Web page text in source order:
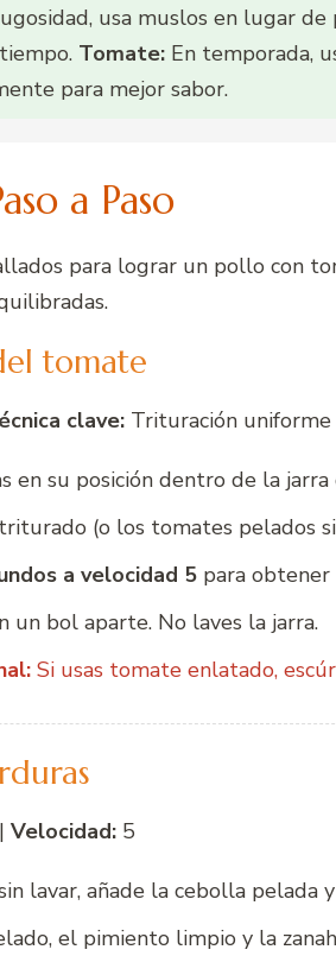
usa muslos en lugar de
Tomate: En temporada,
para mejor sabor.
a Paso
para lograr un pollo con
tomate
clave: Trituración uniforme
en su posición dentro de la
(o los tomates pelados si
a velocidad 5 para
un bol aparte. No laves la jarra.
Si usas tomate enlatado,
Velocidad: 5
lavar, añade la cebolla pelada
el pimiento limpio y la